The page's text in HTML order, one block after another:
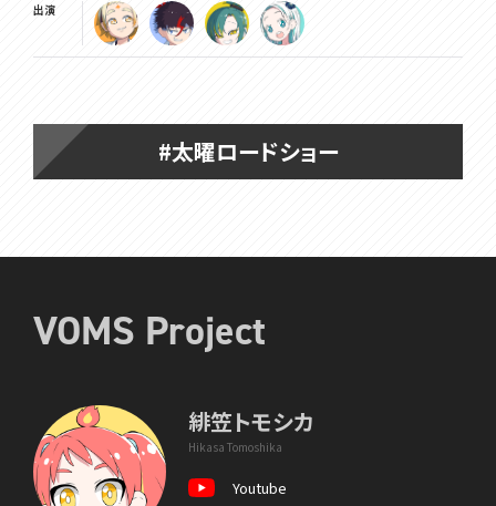
出演
#太曜ロードショー
VOMS Project
緋笠トモシカ
Hikasa Tomoshika
Youtube